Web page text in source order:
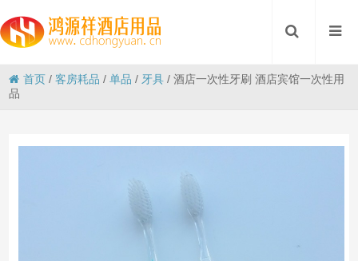
首页 /客房耗品 /单品 / 牙具 /酒店一次性牙刷 酒店宾馆一次性用
品